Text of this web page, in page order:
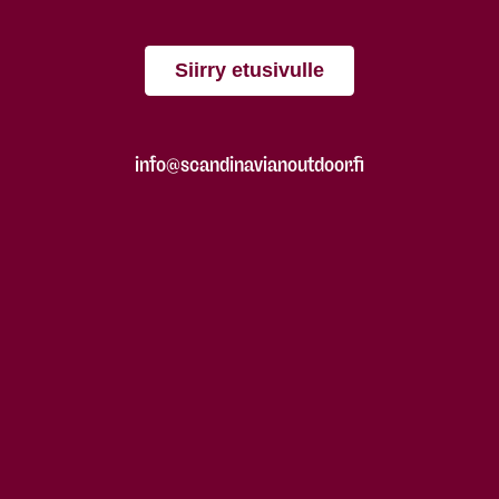
Siirry etusivulle
info@scandinavianoutdoor.fi